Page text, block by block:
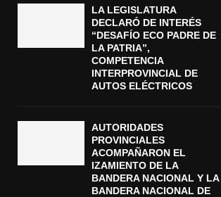
LA LEGISLATURA
DECLARÓ DE INTERÉS
“DESAFÍO ECO PADRE DE
LA PATRIA”,
COMPETENCIA
INTERPROVINCIAL DE
AUTOS ELÉCTRICOS
AUTORIDADES
PROVINCIALES
ACOMPAÑARON EL
IZAMIENTO DE LA
BANDERA NACIONAL Y LA
BANDERA NACIONAL DE